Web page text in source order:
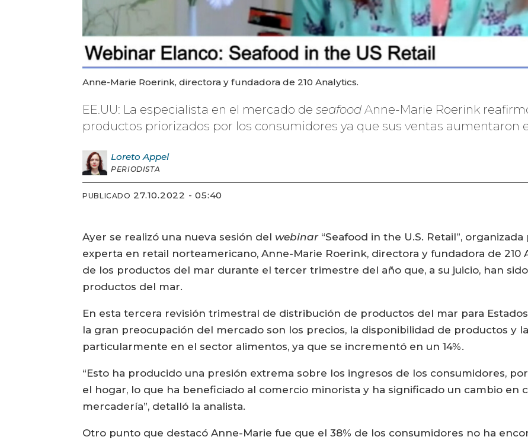
Anne-Marie Roerink, directora y fundadora de 210 Analytics.
EE.UU: La especialista en el mercado deseafood Anne-Marie Roerink
productos priorizados por los consumidores ya que sus ventas aumentaron
Loreto Appel
PERIODISTA
PUBLICADO 27.10.2022 - 05:40
Ayer se realizó una nueva sesión del webinar“Seafood in the U.S. Retail”,
experta en retail norteamericano, Anne-Marie Roerink, directora y fundadora de 210
de los productos del mar durante el tercer trimestre del año que, a su juicio, han
productos del mar.
En esta tercera revisión trimestral de distribución de productos del mar para
la gran preocupación del mercado son los precios, la disponibilidad de productos y
particularmente en el sector alimentos, ya que se incrementó en un 14%.
“Esto ha producido una presión extrema sobre los ingresos de los consumidores,
el hogar, lo que ha beneficiado al comercio minorista y ha significado un cambio en
mercadería”, detalló la analista.
Otro punto que destacó Anne-Marie fue que el 38% de los consumidores no ha